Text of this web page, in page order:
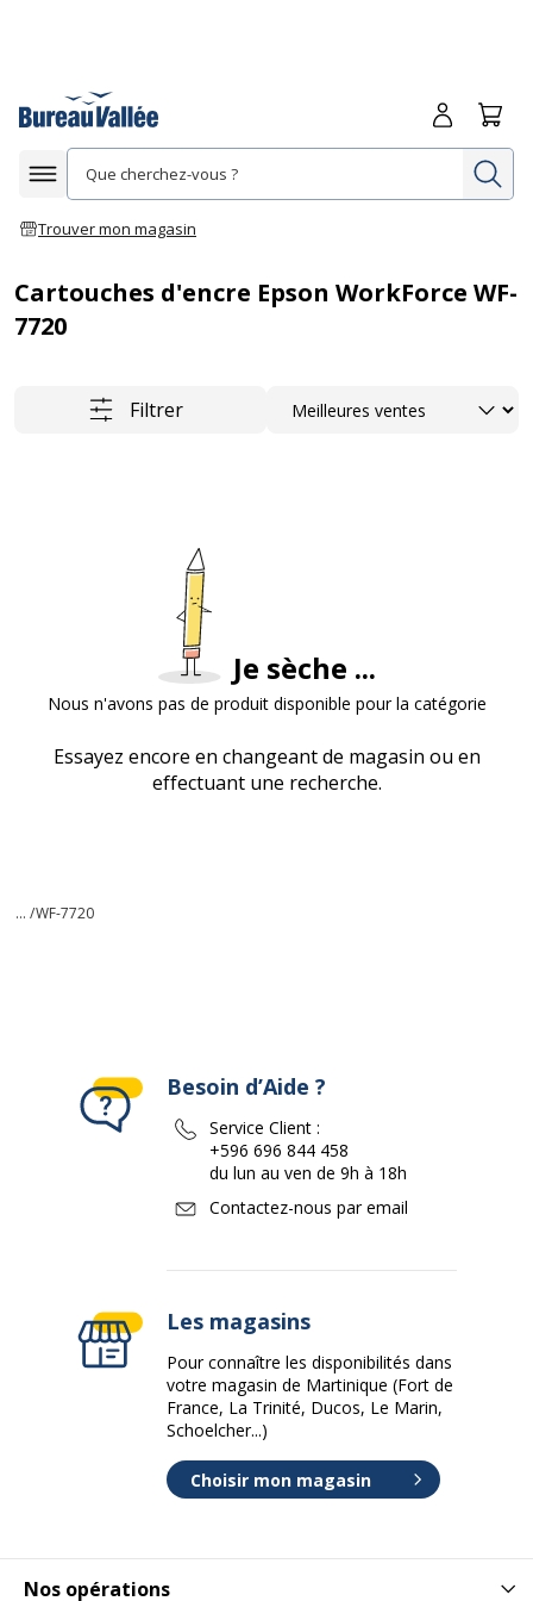
Afficher la navigation
Trouver mon magasin
Me
Cartouches d'encre Epson WorkForce WF-
7720
Filtrer Trier
Je sèche ...
Nous n'avons pas de produit disponible pour la catégorie
Essayez encore en changeant de magasin ou en
effectuant une recherche.
... /WF-7720
Nos opérations
Besoin d’Aide ?
Service Client :
+596 696 844 458
du lun au ven de 9h à 18h
Contactez-nous par email
Les magasins
Pour connaître les disponibilités dans
votre magasin de Martinique (Fort de
France, La Trinité, Ducos, Le Marin,
Schoelcher...)
Choisir mon magasin